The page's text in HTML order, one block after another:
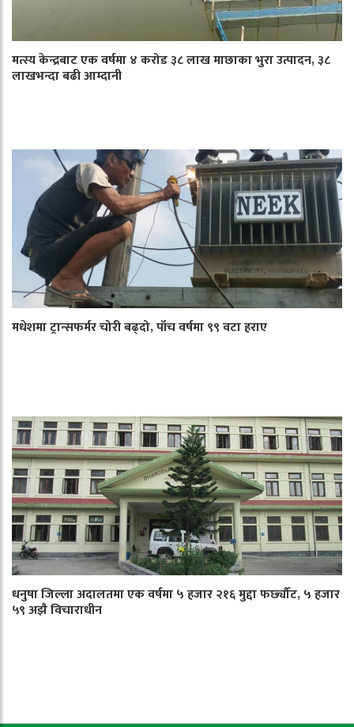
मत्स्य केन्द्रबाट एक वर्षमा ४ करोड ३८ लाख माछाका भुरा उत्पादन, ३८
लाखभन्दा बढी आम्दानी
मधेशमा ट्रान्सफर्मर चोरी बढ्दो, पाँच वर्षमा ९९ वटा हराए
धनुषा जिल्ला अदालतमा एक वर्षमा ५ हजार २१६ मुद्दा फर्छ्यौट, ५ हजार
५९ अझै विचाराधीन